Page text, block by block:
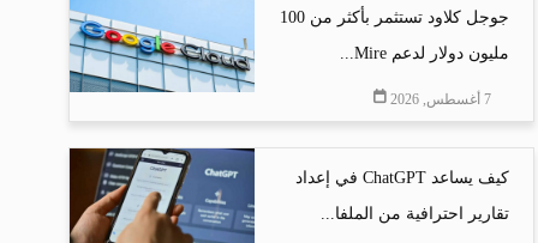
جوجل كلاود تستثمر بأكثر من 100
مليون دولار لدعم Mire...
7 أغسطس, 2026
كيف يساعد ChatGPT في إعداد
تقارير احترافية من الملفا...